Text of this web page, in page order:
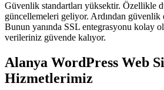
Güvenlik standartları yüksektir. Özellikle
güncellemeleri geliyor. Ardından
Bunun yanında SSL entegrasyonu kolay
verileriniz güvende kalıyor.
Alanya WordPress Web
Hizmetlerimiz